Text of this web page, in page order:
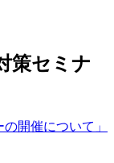
策セミナ
開催について」